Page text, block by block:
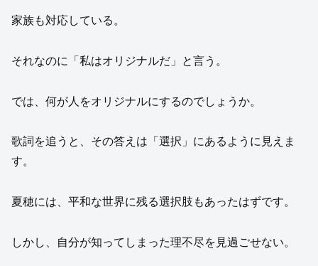
家族も対応している。
それなのに「私はオリジナルだ」と言う。
では、何が人をオリジナルにするのでしょうか。
歌詞を追うと、その答えは「選択」にあるように見えま
す。
夏穂には、平和な世界に残る選択肢もあったはずです。
しかし、自分が知ってしまった理不尽を見過ごせない。